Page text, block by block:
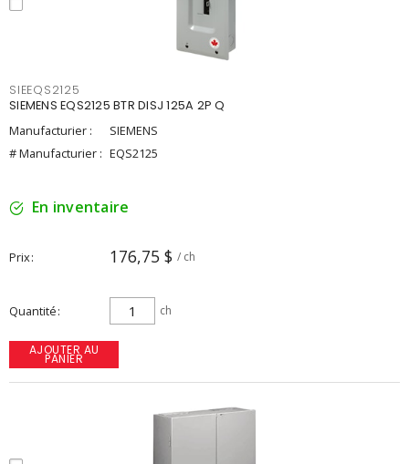
SIEEQS2125
SIEMENS EQS2125 BTR DISJ 125A 2P Q
Manufacturier :
SIEMENS
# Manufacturier : EQS2125
En inventaire
Prix 176,75 $ / ch
Quantité ch
AJOUTER AU
PANIER